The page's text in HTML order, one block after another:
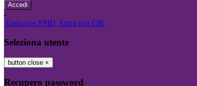
-
Entra con SPID Entra con CIE
Seleziona utente
button close ×
Recupero password